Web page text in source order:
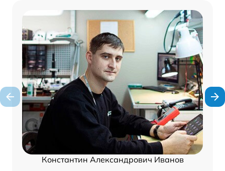
Константин Александрович Иванов